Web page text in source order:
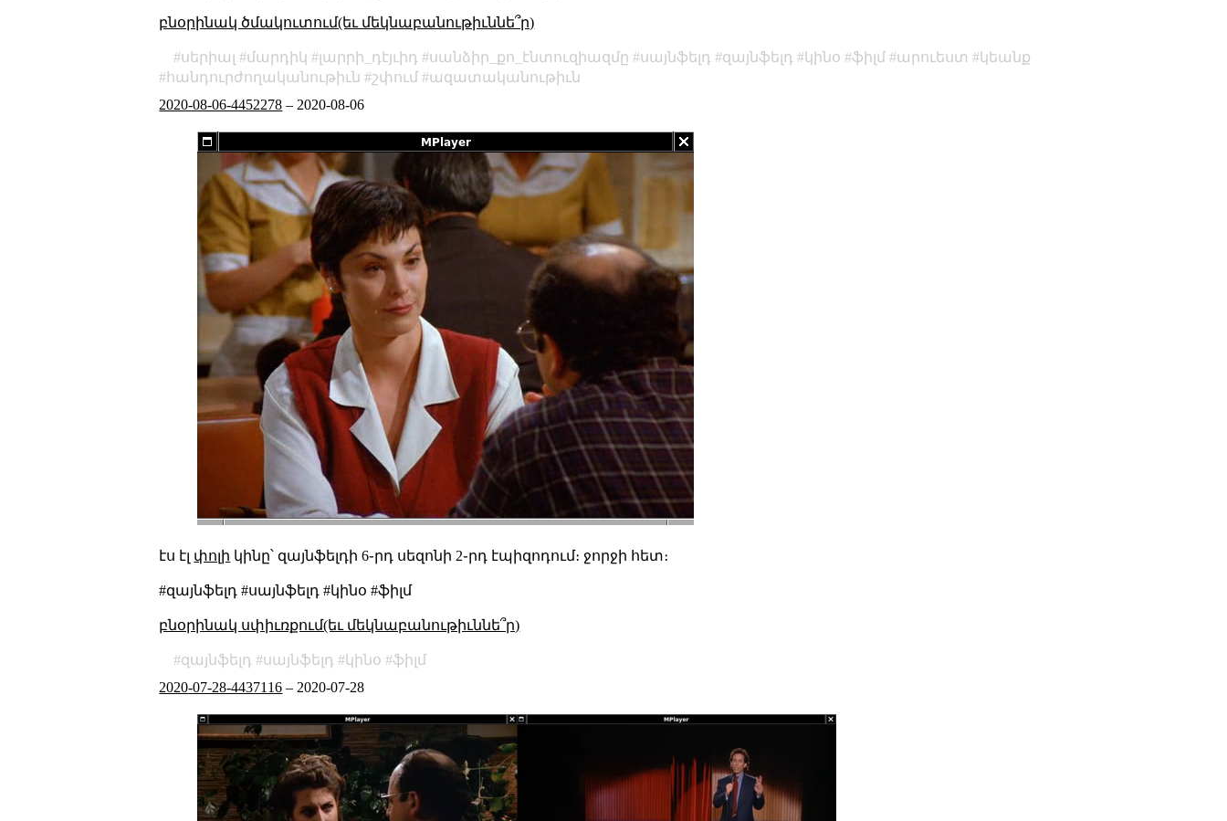
բնօրինակ ծմակուտում(եւ մեկնաբանութիւննե՞ր)
սերիալ մարդիկ լարրի_դէյւիդ սանձիր_քո_էնտուզիազմը սայնֆելդ զայնֆելդ կինօ ֆիլմ արուեստ
կեանք
հանդուրժողականութիւն
շփում
ազատականութիւն
2020-08-06-4452278 – 2020-08-06
էս էլ փոլի կինը՝ զայնֆելդի 6֊րդ սեզոնի 2֊րդ էպիզոդում։ ջորջի հետ։
#զայնֆելդ #սայնֆելդ #կինօ #ֆիլմ
բնօրինակ սփիւռքում(եւ մեկնաբանութիւննե՞ր)
զայնֆելդ սայնֆելդ կինօ
ֆիլմ
2020-07-28-4437116 – 2020-07-28